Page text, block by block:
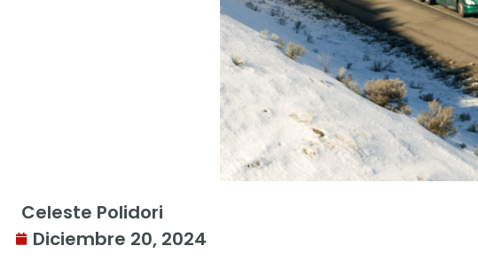
Celeste Polidori
Diciembre 20, 2024